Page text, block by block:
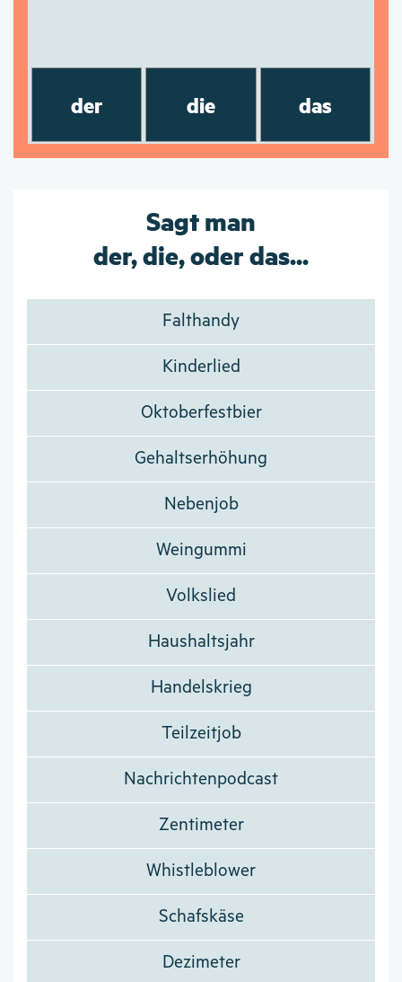
der die das
Sagt man
der, die, oder das...
Falthandy
Kinderlied
Oktoberfestbier
Gehaltserhöhung
Nebenjob
Weingummi
Volkslied
Haushaltsjahr
Handelskrieg
Teilzeitjob
Nachrichtenpodcast
Zentimeter
Whistleblower
Schafskäse
Dezimeter